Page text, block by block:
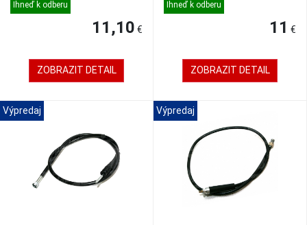
Ihneď k odberu
11,10 €
ZOBRAZIT DETAIL
Ihneď k odberu
11 €
ZOBRAZIT DETAIL
Výpredaj Výpredaj